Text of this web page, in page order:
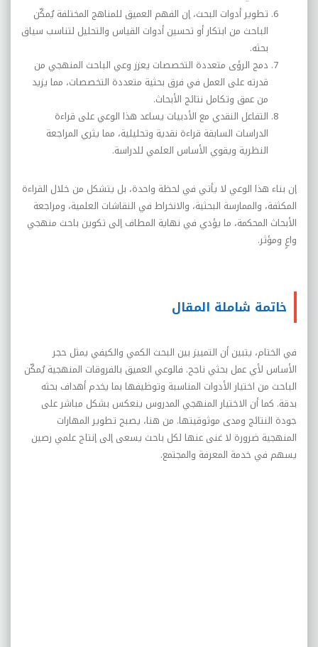
تطوير أدوات البحث، إن الفهم العميق للمناهج المختلفة يُمكّن
الباحث من ابتكار أو تحسين أدوات القياس والتحليل لتناسب سياق
بحثه.
دمج الرؤى متعددة التخصصات يعزز وعي الباحث المنهجي من
قدرته على العمل في فرق بحثية متعددة التخصصات، مما يزيد
من عمق وتكامل نتائج الأبحاث.
التفاعل النقدي مع الأدبيات يساعد هذا الوعي على قراءة
الدراسات السابقة قراءة نقدية وتحليلية، مما يثري المراجعة
النظرية ويقوي الأساس العلمي للدراسة.
إن بناء هذا الوعي لا يأتي في لحظة واحدة، بل يتشكل من خلال القراءة
المكثفة، والممارسة البحثية، والانخراط في النقاشات العلمية، ومراجعة
الأبحاث المحكمة، ما يؤدي في نهاية المطاف إلى تكوين باحث منهجي
واعٍ ومؤثر.
خاتمة شاملة المقال
في الختام، يتبين أن التمييز بين البحث الكمي والكيفي يمثل حجر
الأساس لأي عمل بحثي ناجح. فالوعي العميق بالفروقات المنهجية يُمكّن
الباحث من اختيار الأدوات المناسبة وتوظيفها بما يخدم أهداف بحثه
بدقة. كما أن الاختيار المنهجي المدروس ينعكس بشكل مباشر على
جودة النتائج ومدى موثوقيتها. من هنا، يصبح تطوير المهارات
المنهجية ضرورة لا غنى عنها لكل باحث يسعى إلى إنتاج علمي رصين
يسهم في خدمة المعرفة والمجتمع.